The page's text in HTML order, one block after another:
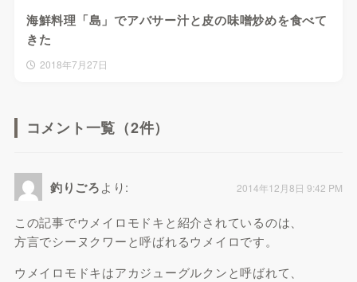
海鮮料理「島」でアバサー汁と皮の味噌炒めを食べて
きた
2018年7月27日
コメント一覧（2件）
釣りごろより: 2014年12月8日 9:42 PM
この記事でウメイロモドキと紹介されているのは、
方言でシーヌクワーと呼ばれるウメイロです。
ウメイロモドキはアカジューグルクンと呼ばれて、